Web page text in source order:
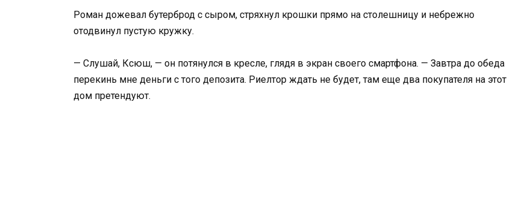
Роман дожевал бутерброд с сыром, стряхнул крошки прямо на столешницу и небрежно
отодвинул пустую кружку.
— Слушай, Ксюш, — он потянулся в кресле, глядя в экран своего смартфона. — Завтра до обеда
перекинь мне деньги с того депозита. Риелтор ждать не будет, там еще два покупателя на этот
дом претендуют.